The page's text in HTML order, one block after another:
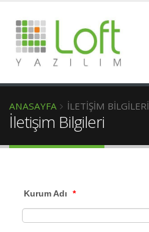
ANASAYFA İLETIŞIM BILGILERI
İletişim Bilgileri
Kurum Adı *